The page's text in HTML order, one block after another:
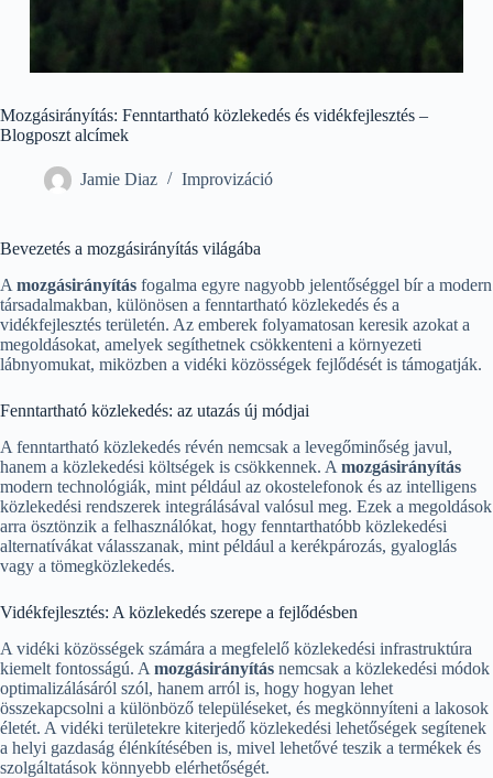
Mozgásirányítás: Fenntartható közlekedés és vidékfejlesztés –
Blogposzt alcímek
Jamie Diaz Improvizáció
Bevezetés a mozgásirányítás világába
A mozgásirányítás fogalma egyre nagyobb jelentőséggel bír a modern
társadalmakban, különösen a fenntartható közlekedés és a
vidékfejlesztés területén. Az emberek folyamatosan keresik azokat a
megoldásokat, amelyek segíthetnek csökkenteni a környezeti
lábnyomukat, miközben a vidéki közösségek fejlődését is támogatják.
Fenntartható közlekedés: az utazás új módjai
A fenntartható közlekedés révén nemcsak a levegőminőség javul,
hanem a közlekedési költségek is csökkennek. A mozgásirányítás
modern technológiák, mint például az okostelefonok és az intelligens
közlekedési rendszerek integrálásával valósul meg. Ezek a megoldások
arra ösztönzik a felhasználókat, hogy fenntarthatóbb közlekedési
alternatívákat válasszanak, mint például a kerékpározás, gyaloglás
vagy a tömegközlekedés.
Vidékfejlesztés: A közlekedés szerepe a fejlődésben
A vidéki közösségek számára a megfelelő közlekedési infrastruktúra
kiemelt fontosságú. A mozgásirányítás nemcsak a közlekedési módok
optimalizálásáról szól, hanem arról is, hogy hogyan lehet
összekapcsolni a különböző településeket, és megkönnyíteni a lakosok
életét. A vidéki területekre kiterjedő közlekedési lehetőségek segítenek
a helyi gazdaság élénkítésében is, mivel lehetővé teszik a termékek és
szolgáltatások könnyebb elérhetőségét.